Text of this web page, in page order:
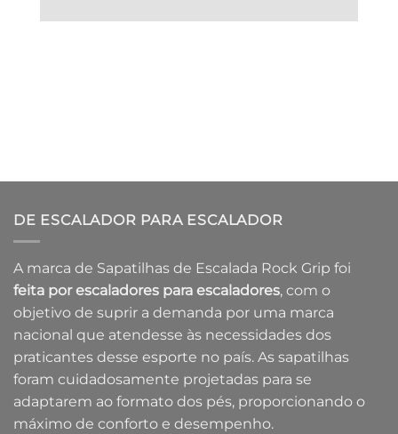
DE ESCALADOR PARA ESCALADOR
A marca de Sapatilhas de Escalada Rock Grip foi
feita por escaladores para escaladores, com o
objetivo de suprir a demanda por uma marca
nacional que atendesse às necessidades dos
praticantes desse esporte no país. As sapatilhas
foram cuidadosamente projetadas para se
adaptarem ao formato dos pés, proporcionando o
máximo de conforto e desempenho.